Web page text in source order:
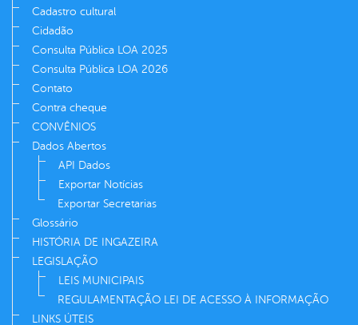
Cadastro cultural
Cidadão
Consulta Pública LOA 2025
Consulta Pública LOA 2026
Contato
Contra cheque
CONVÊNIOS
Dados Abertos
API Dados
Exportar Notícias
Exportar Secretarias
Glossário
HISTÓRIA DE INGAZEIRA
LEGISLAÇÃO
LEIS MUNICIPAIS
REGULAMENTAÇÃO LEI DE ACESSO À INFORMAÇÃO
LINKS ÚTEIS